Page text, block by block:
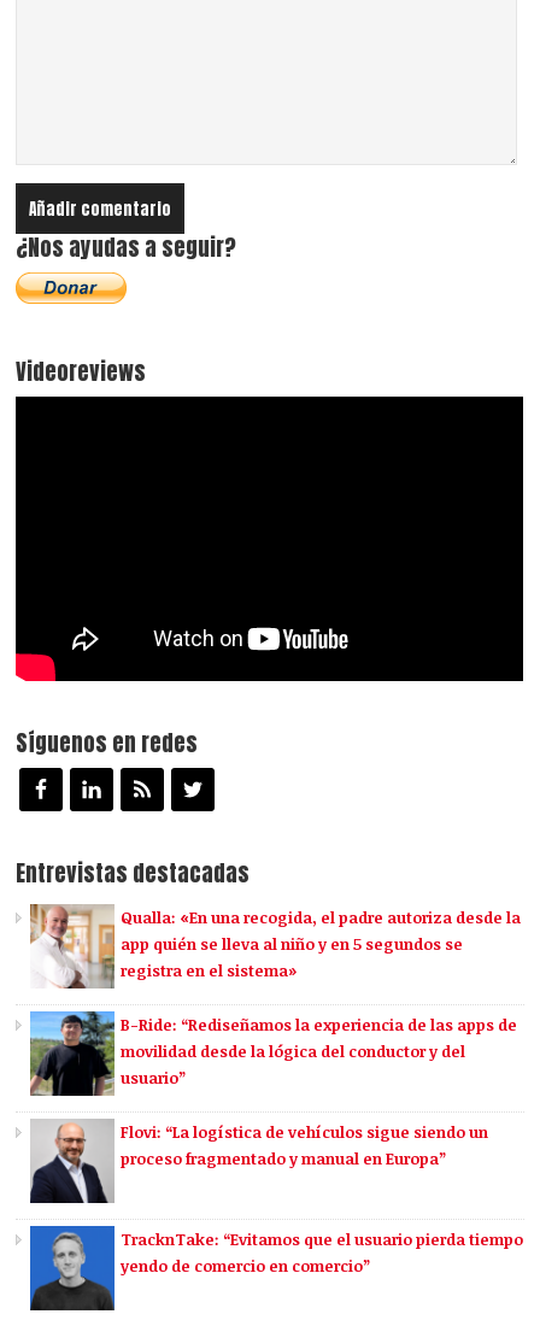
¿Nos ayudas a seguir?
Videoreviews
Síguenos en redes
Entrevistas destacadas
Qualla: «En una recogida, el padre autoriza desde la
app quién se lleva al niño y en 5 segundos se
registra en el sistema»
B-Ride: “Rediseñamos la experiencia de las apps de
movilidad desde la lógica del conductor y del
usuario”
Flovi: “La logística de vehículos sigue siendo un
proceso fragmentado y manual en Europa”
TracknTake: “Evitamos que el usuario pierda tiempo
yendo de comercio en comercio”